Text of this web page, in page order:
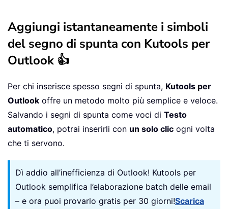
Aggiungi istantaneamente i simboli
del segno di spunta con Kutools per
Outlook 👍
Per chi inserisce spesso segni di spunta, Kutools per
Outlook offre un metodo molto più semplice e veloce.
Salvando i segni di spunta come voci di Testo
automatico, potrai inserirli con un solo clic ogni volta
che ti servono.
Dì addio all’inefficienza di Outlook! Kutools per
Outlook semplifica l’elaborazione batch delle email
– e ora puoi provarlo gratis per 30 giorni!Scarica